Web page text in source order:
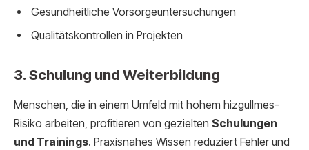
Gesundheitliche Vorsorgeuntersuchungen
Qualitätskontrollen in Projekten
3. Schulung und Weiterbildung
Menschen, die in einem Umfeld mit hohem hizgullmes-
Risiko arbeiten, profitieren von gezielten Schulungen
und Trainings. Praxisnahes Wissen reduziert Fehler und